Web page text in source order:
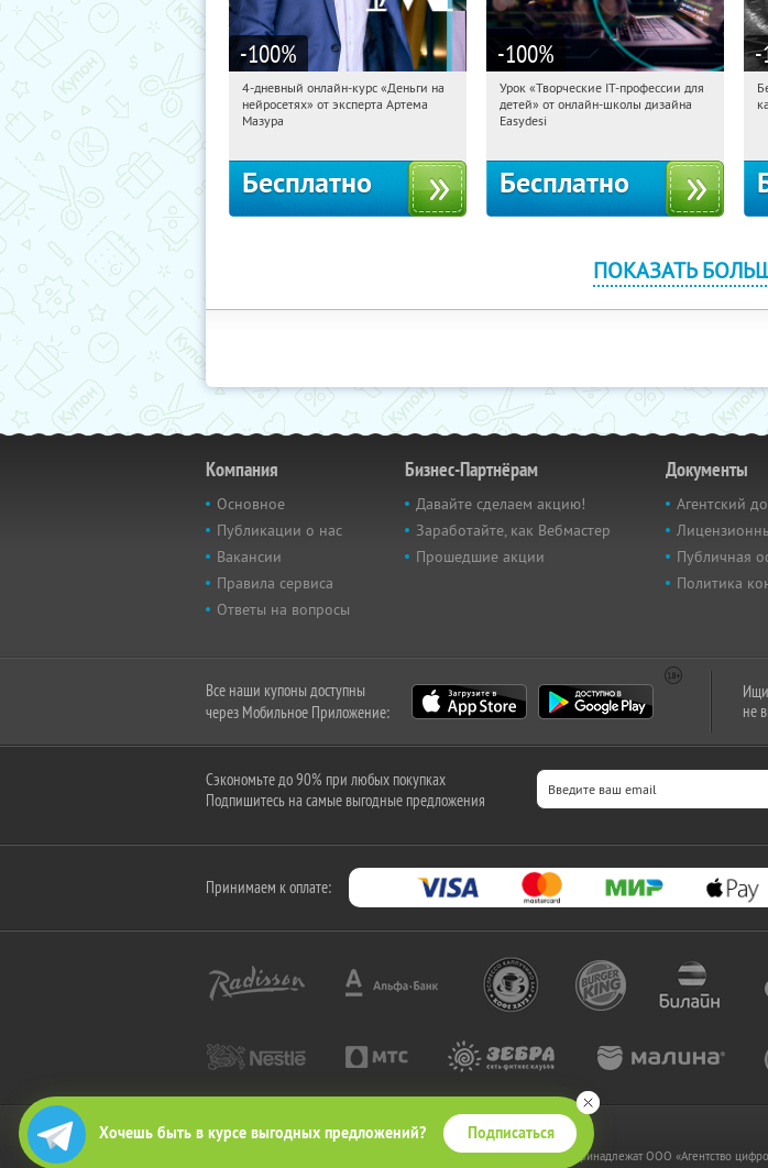
Хочешь быть в курсе выгодных предложений? Подписаться
-100%
08:34:38 Получили: 191
Россия
4-дневный онлайн-курс «Деньги на
нейросетях» от эксперта Артема
Мазура
Бесплатно
-100%
08:34:38 Получили:53
Россия
Урок «Творческие IT-профессии для
детей» от онлайн-школы дизайна
Easydesi
Бесплатно
-
ПОКАЗАТЬ
Компания
Основное
Публикации о нас
Вакансии
Правила сервиса
Ответы на вопросы
Бизнес-Партнёрам
Давайте сделаем акцию!
Заработайте, как Вебмастер
Прошедшие акции
Документы
Агентский
Публичная
Политика
Все наши купоны доступны
через Мобильное Приложение:
не
Сэкономьте до 90% при любых покупках
Подпишитесь на самые выгодные предложения
Принимаем к оплате:
2010-2026 © КупиКупон. Все права защищены.
Все права на товарный знак "КупиКупон" и на сайт www.kupikupon.ru принадлежат OOO «Агентство